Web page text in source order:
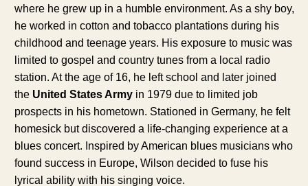
where he grew up in a humble environment. As a shy boy,
he worked in cotton and tobacco plantations during his
childhood and teenage years. His exposure to music was
limited to gospel and country tunes from a local radio
station. At the age of 16, he left school and later joined
the United States Army in 1979 due to limited job
prospects in his hometown. Stationed in Germany, he felt
homesick but discovered a life-changing experience at a
blues concert. Inspired by American blues musicians who
found success in Europe, Wilson decided to fuse his
lyrical ability with his singing voice.